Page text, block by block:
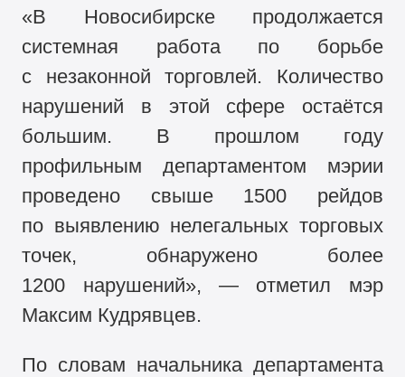
«В Новосибирске продолжается
системная работа по борьбе
с незаконной торговлей. Количество
нарушений в этой сфере остаётся
большим. В прошлом году
профильным департаментом мэрии
проведено свыше 1500 рейдов
по выявлению нелегальных торговых
точек, обнаружено более
1200 нарушений», — отметил мэр
Максим Кудрявцев.
По словам начальника департамента